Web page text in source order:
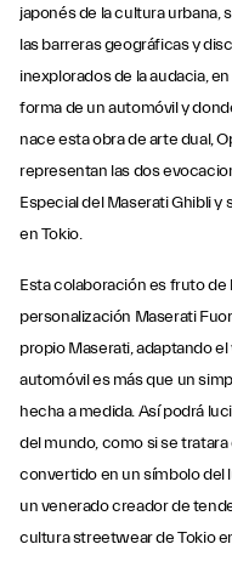
japonés de la cultura urbana,
las barreras geográficas y
inexplorados de la audacia,
forma de un automóvil y
nace esta obra de arte dual,
representan las dos
Especial del Maserati Ghibli
en Tokio.
Esta colaboración es fruto de
personalización Maserati
propio Maserati, adaptando
automóvil es más que un
hecha a medida. Así podrá
del mundo, como si se
convertido en un símbolo del
un venerado creador de
cultura streetwear de Tokio